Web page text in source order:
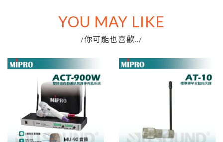
YOU MAY LIKE
/你可能也喜歡../